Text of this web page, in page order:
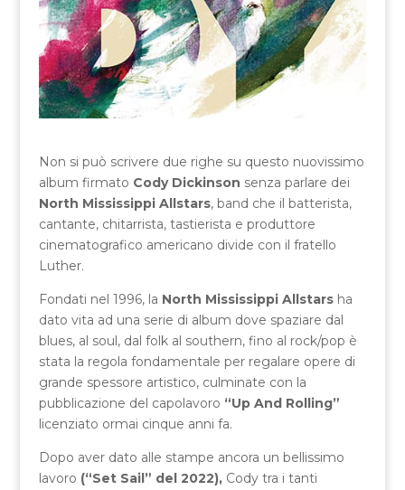
Non si può scrivere due righe su questo nuovissimo
album firmato Cody Dickinson senza parlare dei
North Mississippi Allstars, band che il batterista,
cantante, chitarrista, tastierista e produttore
cinematografico americano divide con il fratello
Luther.
Fondati nel 1996, la North Mississippi Allstarsha
dato vita ad una serie di album dove spaziare dal
blues, al soul, dal folk al southern, fino al rock/pop è
stata la regola fondamentale per regalare opere di
grande spessore artistico, culminate con la
pubblicazione del capolavoro “Up And Rolling”
licenziato ormai cinque anni fa.
Dopo aver dato alle stampe ancora un bellissimo
lavoro (“Set Sail” del 2022),Cody tra i tanti